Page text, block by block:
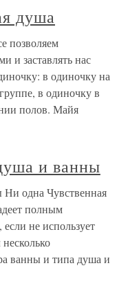
душа
позволяем
и заставлять нас
в одиночку на
в одиночку в
полов. Майя
и ванны
одна Чувственная
полным
не использует
ванны и типа душа и